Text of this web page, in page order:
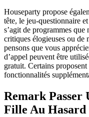
Houseparty propose
tête, le jeu-questionnaire
s’agit de programmes que
critiques élogieuses ou de
pensons que vous
d’appel peuvent être
gratuit. Certains
fonctionnalités
Remark Passer
Fille Au Hasard